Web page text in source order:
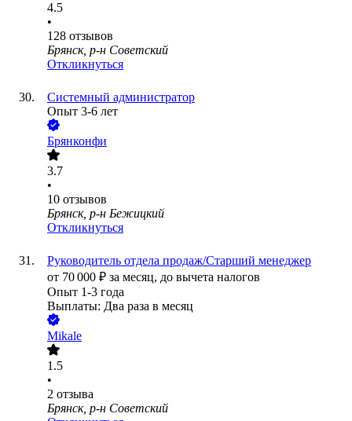
4.5
•
128 отзывов
Брянск, р-н Советский
Откликнуться
Системный администратор
Опыт 3-6 лет
Брянконфи
3.7
•
10 отзывов
Брянск, р-н Бежицкий
Откликнуться
Руководитель отдела продаж/Старший менеджер
от 70 000 ₽ за месяц, до вычета налогов
Опыт 1-3 года
Выплаты: Два раза в месяц
Mikale
1.5
•
2 отзыва
Брянск, р-н Советский